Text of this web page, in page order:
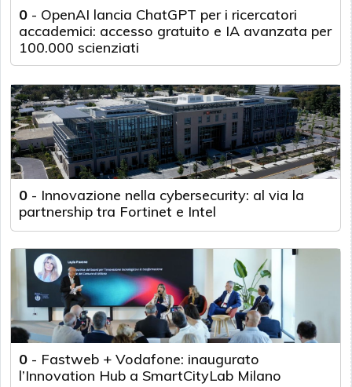
0 - OpenAI lancia ChatGPT per i ricercatori
accademici: accesso gratuito e IA avanzata per
100.000 scienziati
0 - Innovazione nella cybersecurity: al via la
partnership tra Fortinet e Intel
0 - Fastweb + Vodafone: inaugurato
l’Innovation Hub a SmartCityLab Milano